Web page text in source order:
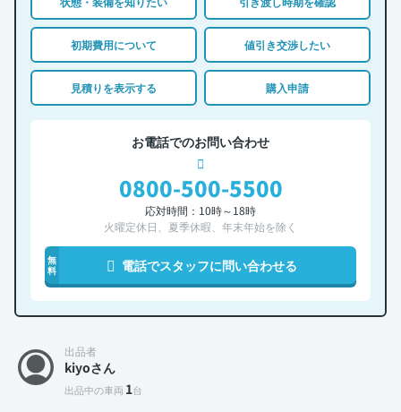
初期費用について 値引き交渉したい
見積りを表示する 購入申請
お電話でのお問い合わせ
0800-500-5500
応対時間：10時～18時
火曜定休日、夏季休暇、年末年始を除く
無
料
電話でスタッフに問い合わせる
出品者
kiyoさん
出品中の車両 1台